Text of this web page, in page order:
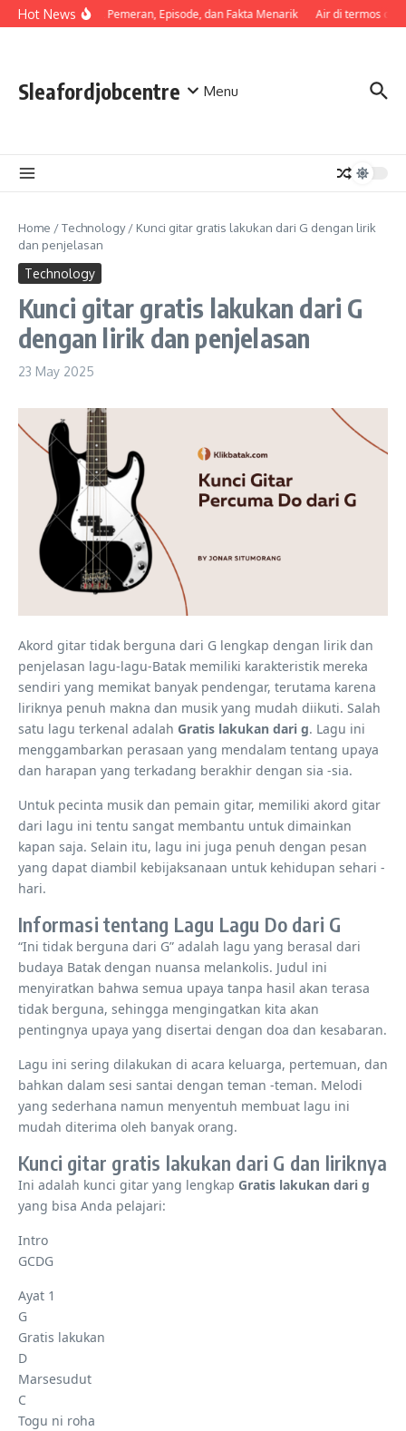
Skip to content
Hot NewsSinopsis, Pemeran, Episode, dan Fakta Menarik Air di termos
Sleafordjobcentre Menu
Home /Technology/ Kunci gitar gratis lakukan dari G dengan lirik
dan penjelasan
Technology
Kunci gitar gratis lakukan dari G
dengan lirik dan penjelasan
23 May 2025
Akord gitar tidak berguna dari G lengkap dengan lirik dan
penjelasan lagu-lagu-Batak memiliki karakteristik mereka
sendiri yang memikat banyak pendengar, terutama karena
liriknya penuh makna dan musik yang mudah diikuti. Salah
satu lagu terkenal adalah Gratis lakukan dari g. Lagu ini
menggambarkan perasaan yang mendalam tentang upaya
dan harapan yang terkadang berakhir dengan sia -sia.
Untuk pecinta musik dan pemain gitar, memiliki akord gitar
dari lagu ini tentu sangat membantu untuk dimainkan
kapan saja. Selain itu, lagu ini juga penuh dengan pesan
yang dapat diambil kebijaksanaan untuk kehidupan sehari -
hari.
Informasi tentang Lagu Lagu Do dari G
“Ini tidak berguna dari G” adalah lagu yang berasal dari
budaya Batak dengan nuansa melankolis. Judul ini
menyiratkan bahwa semua upaya tanpa hasil akan terasa
tidak berguna, sehingga mengingatkan kita akan
pentingnya upaya yang disertai dengan doa dan kesabaran.
Lagu ini sering dilakukan di acara keluarga, pertemuan, dan
bahkan dalam sesi santai dengan teman -teman. Melodi
yang sederhana namun menyentuh membuat lagu ini
mudah diterima oleh banyak orang.
Kunci gitar gratis lakukan dari G dan liriknya
Ini adalah kunci gitar yang lengkap Gratis lakukan dari g
yang bisa Anda pelajari:
Intro
GCDG
Ayat 1
G
Gratis lakukan
D
Marsesudut
C
Togu ni roha